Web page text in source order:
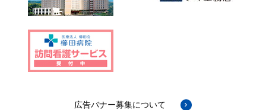
広告バナー募集について